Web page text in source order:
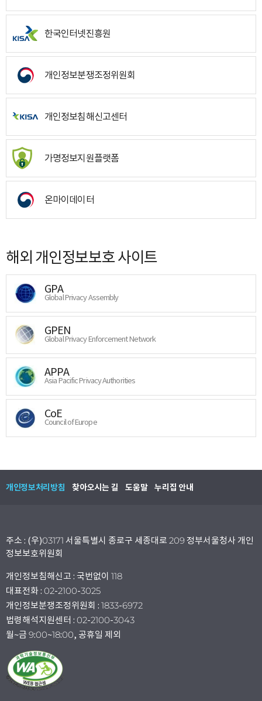
한국인터넷진흥원
개인정보분쟁조정위원회
개인정보침해신고센터
가명정보지원플랫폼
온마이데이터
해외 개인정보보호 사이트
GPA
Global Privacy Assembly
GPEN
Global Privacy Enforcement Network
APPA
Asia Pacific Privacy Authorities
CoE
Council of Europe
개인정보처리방침 찾아오시는 길 도움말 누리집 안내
주소 : (우)03171 서울특별시 종로구 세종대로 209 정부서울청사 개인
정보보호위원회
개인정보침해신고 : 국번없이 118
대표전화 : 02-2100-3025
개인정보분쟁조정위원회 : 1833-6972
법령해석지원센터 : 02-2100-3043
월~금 9:00~18:00, 공휴일 제외